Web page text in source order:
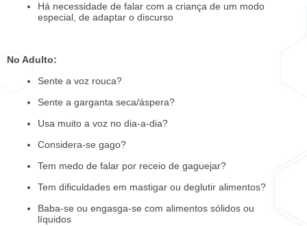
Há necessidade de falar com a criança de um modo
especial, de adaptar o discurso
No Adulto:
Sente a voz rouca?
Sente a garganta seca/áspera?
Usa muito a voz no dia-a-dia?
Considera-se gago?
Tem medo de falar por receio de gaguejar?
Tem dificuldades em mastigar ou deglutir alimentos?
Baba-se ou engasga-se com alimentos sólidos ou
líquidos